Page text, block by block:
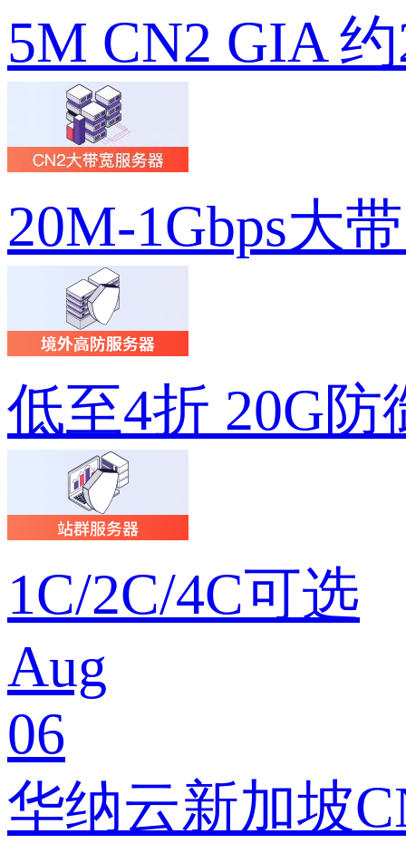
5M CN2 GIA
20M-1Gbps大
低至4折 20G防
1C/2C/4C可选
Aug
06
华纳云新加坡